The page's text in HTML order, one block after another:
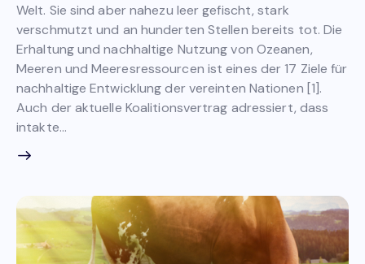
Welt. Sie sind aber nahezu leer gefischt, stark
verschmutzt und an hunderten Stellen bereits tot. Die
Erhaltung und nachhaltige Nutzung von Ozeanen,
Meeren und Meeresressourcen ist eines der 17 Ziele für
nachhaltige Entwicklung der vereinten Nationen [1].
Auch der aktuelle Koalitionsvertrag adressiert, dass
intakte…